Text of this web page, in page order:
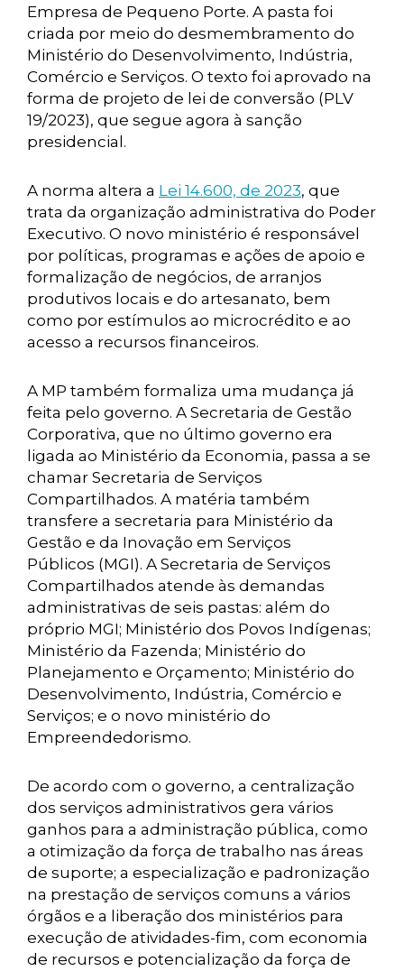
Empresa de Pequeno Porte. A pasta foi
criada por meio do desmembramento do
Ministério do Desenvolvimento, Indústria,
Comércio e Serviços. O texto foi aprovado na
forma de projeto de lei de conversão (PLV
19/2023), que segue agora à sanção
presidencial.
A norma altera a Lei 14.600, de 2023, que
trata da organização administrativa do Poder
Executivo. O novo ministério é responsável
por políticas, programas e ações de apoio e
formalização de negócios, de arranjos
produtivos locais e do artesanato, bem
como por estímulos ao microcrédito e ao
acesso a recursos financeiros.
A MP também formaliza uma mudança já
feita pelo governo. A Secretaria de Gestão
Corporativa, que no último governo era
ligada ao Ministério da Economia, passa a se
chamar Secretaria de Serviços
Compartilhados. A matéria também
transfere a secretaria para Ministério da
Gestão e da Inovação em Serviços
Públicos (MGI). A Secretaria de Serviços
Compartilhados atende às demandas
administrativas de seis pastas: além do
próprio MGI; Ministério dos Povos Indígenas;
Ministério da Fazenda; Ministério do
Planejamento e Orçamento; Ministério do
Desenvolvimento, Indústria, Comércio e
Serviços; e o novo ministério do
Empreendedorismo.
De acordo com o governo, a centralização
dos serviços administrativos gera vários
ganhos para a administração pública, como
a otimização da força de trabalho nas áreas
de suporte; a especialização e padronização
na prestação de serviços comuns a vários
órgãos e a liberação dos ministérios para
execução de atividades-fim, com economia
de recursos e potencialização da força de